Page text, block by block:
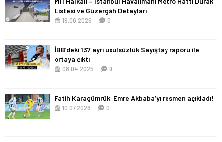
Listesi ve Güzergâh Detayları
19.06.2026 0
İBB’deki 137 ayrı usulsüzlük Sayıştay raporu ile
ortaya çıktı
08.04.2025 0
Fatih Karagümrük, Emre Akbaba’yı resmen açıkladı!
10.07.2026 0